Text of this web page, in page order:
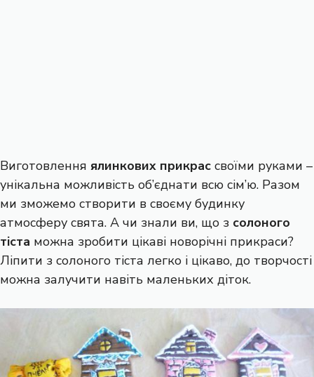
Виготовлення ялинкових прикрас своїми руками –
унікальна можливість об’єднати всю сім’ю. Разом
ми зможемо створити в своєму будинку
атмосферу свята. А чи знали ви, що з солоного
тіста можна зробити цікаві новорічні прикраси?
Ліпити з солоного тіста легко і цікаво, до творчості
можна залучити навіть маленьких діток.